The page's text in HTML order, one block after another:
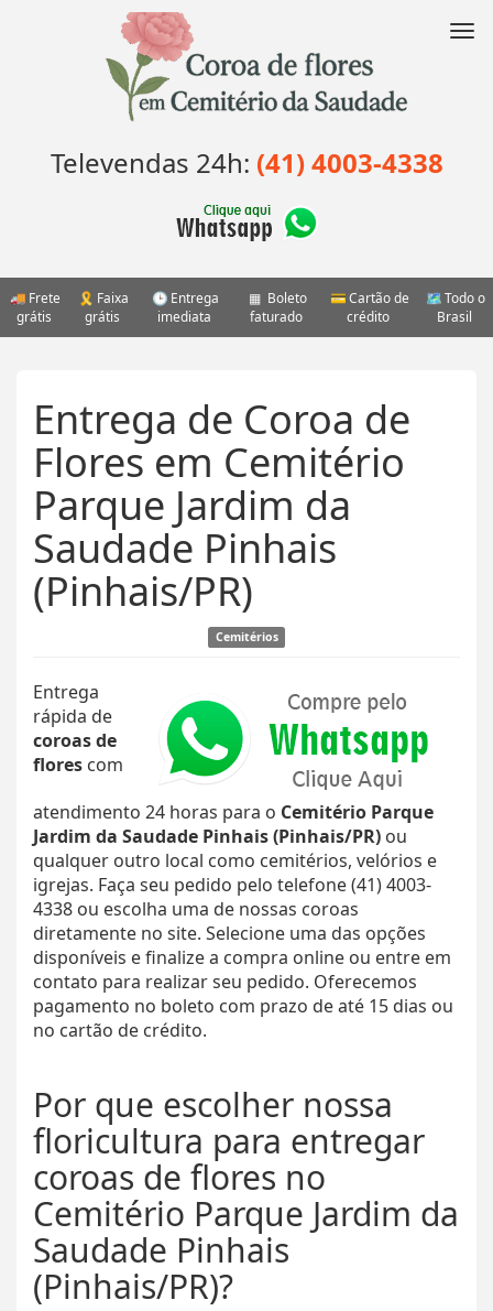
Televendas 24h: (41) 4003-4338
Frete
grátis
Faixa
grátis
Entrega
imediata
Boleto
faturado
Cartão de
crédito
Todo o
Brasil
Entrega de Coroa de
Flores em Cemitério
Parque Jardim da
Saudade Pinhais
(Pinhais/PR)
Cemitérios
Entrega
rápida de
coroas de
flores com
atendimento 24 horas para o Cemitério Parque
Jardim da Saudade Pinhais (Pinhais/PR) ou
qualquer outro local como cemitérios, velórios e
igrejas. Faça seu pedido pelo telefone (41) 4003-
4338 ou escolha uma de nossas coroas
diretamente no site. Selecione uma das opções
disponíveis e finalize a compra online ou entre em
contato para realizar seu pedido. Oferecemos
pagamento no boleto com prazo de até 15 dias ou
no cartão de crédito.
Por que escolher nossa
floricultura para entregar
coroas de flores no
Cemitério Parque Jardim da
Saudade Pinhais
(Pinhais/PR)?